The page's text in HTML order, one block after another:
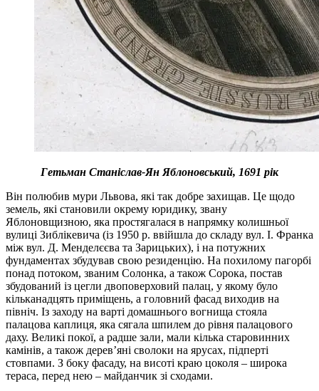
Гетьман Станіслав-Ян Яблоновський, 1691 рік
Він полюбив мури Львова, які так добре захищав. Це щодо
земель, які становили окрему юридику, звану
Яблоновщизною, яка простягалася в напрямку колишньої
вулиці Зиблікевича (із 1950 р. ввійшла до складу вул. І. Франка
між вул. Д. Менделєєва та Зарицьких), і на потужних
фундаментах збудував свою резиденцію. На похилому пагорбі
понад потоком, званим Солонка, а також Сорока, постав
збудований із цегли двоповерховий палац, у якому було
кільканадцять приміщень, а головний фасад виходив на
північ. Із заходу на варті домашнього вогнища стояла
палацова каплиця, яка сягала шпилем до рівня палацового
даху. Великі покої, а радше зали, мали кілька старовинних
камінів, а також дерев’яні сволоки на ярусах, підперті
стовпами. З боку фасаду, на висоті краю цоколя – широка
тераса, перед нею – майданчик зі сходами.